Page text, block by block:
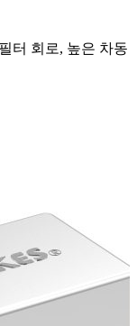
터 회로, 높은 차동